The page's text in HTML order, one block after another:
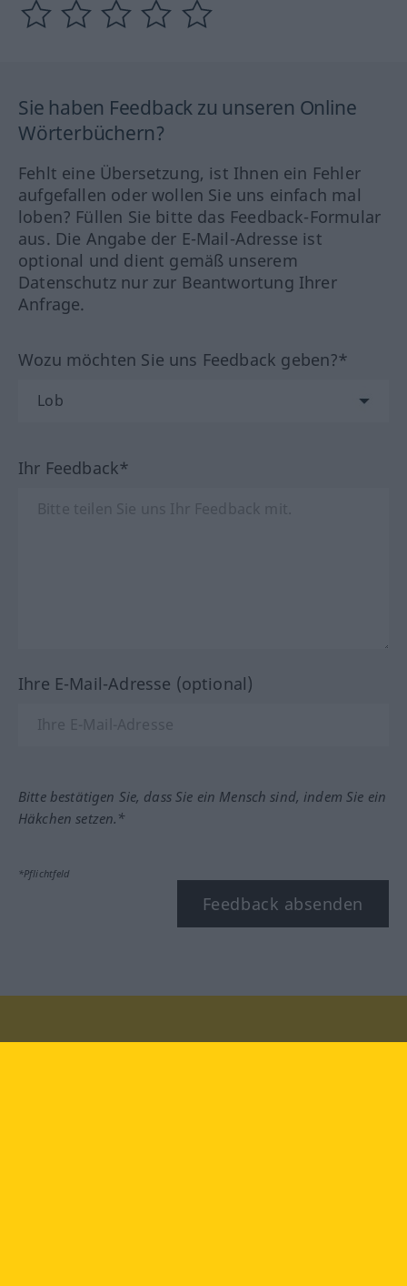
Sie haben Feedback zu unseren Online
Wörterbüchern?
Fehlt eine Übersetzung, ist Ihnen ein Fehler
aufgefallen oder wollen Sie uns einfach mal
loben? Füllen Sie bitte das Feedback-Formular
aus. Die Angabe der E-Mail-Adresse ist
optional und dient gemäß unserem
Datenschutz nur zur Beantwortung Ihrer
Anfrage.
Wozu möchten Sie uns Feedback geben?*
Ihr Feedback*
Ihre E-Mail-Adresse (optional)
Bitte bestätigen Sie, dass Sie ein Mensch sind, indem Sie ein
Häkchen setzen.*
*Pflichtfeld
Feedback absenden